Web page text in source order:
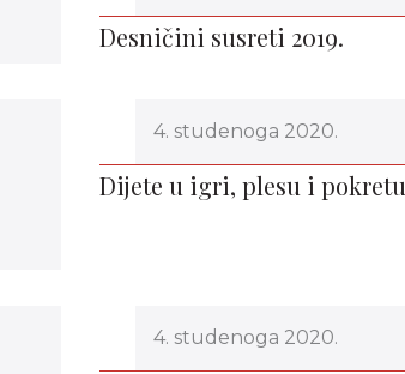
Desničini susreti 2019.
4. studenoga 2020.
Dijete u igri, plesu i pokretu
4. studenoga 2020.